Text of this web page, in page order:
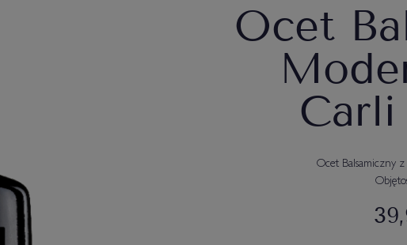
Ocet
Carli
Ocet Balsamiczny